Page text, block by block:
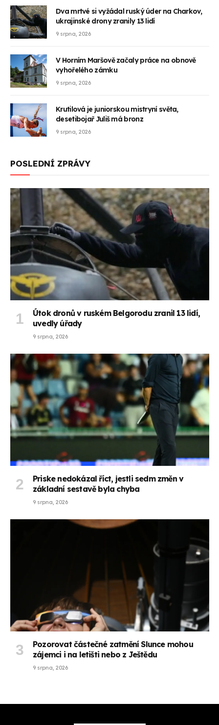
Dva mrtvé si vyžádal ruský úder na Charkov,
ukrajinské drony zranily 13 lidí
9 srpna, 2026
V Horním Maršově začaly práce na obnově
vyhořelého zámku
9 srpna, 2026
Krutilová je juniorskou mistryní světa,
desetibojař Juliš má bronz
9 srpna, 2026
POSLEDNÍ ZPRÁVY
Útok dronů v ruském Belgorodu zranil 13 lidí,
uvedly úřady
9 srpna, 2026
Priske nedokázal říct, jestli sedm změn v
základní sestavě byla chyba
9 srpna, 2026
Pozorovat částečné zatmění Slunce mohou
zájemci i na letišti nebo z Ještědu
9 srpna, 2026